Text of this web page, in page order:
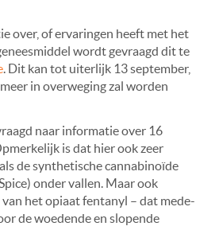
over, of ervaringen heeft met het
wordt gevraagd dit te
. Dit kan tot uiterlijk 13 september,
in overweging zal worden
naar informatie over 16
is dat hier ook zeer
de synthetische cannabinoïde
onder vallen. Maar ook
het opiaat fentanyl – dat mede-
de woedende en slopende